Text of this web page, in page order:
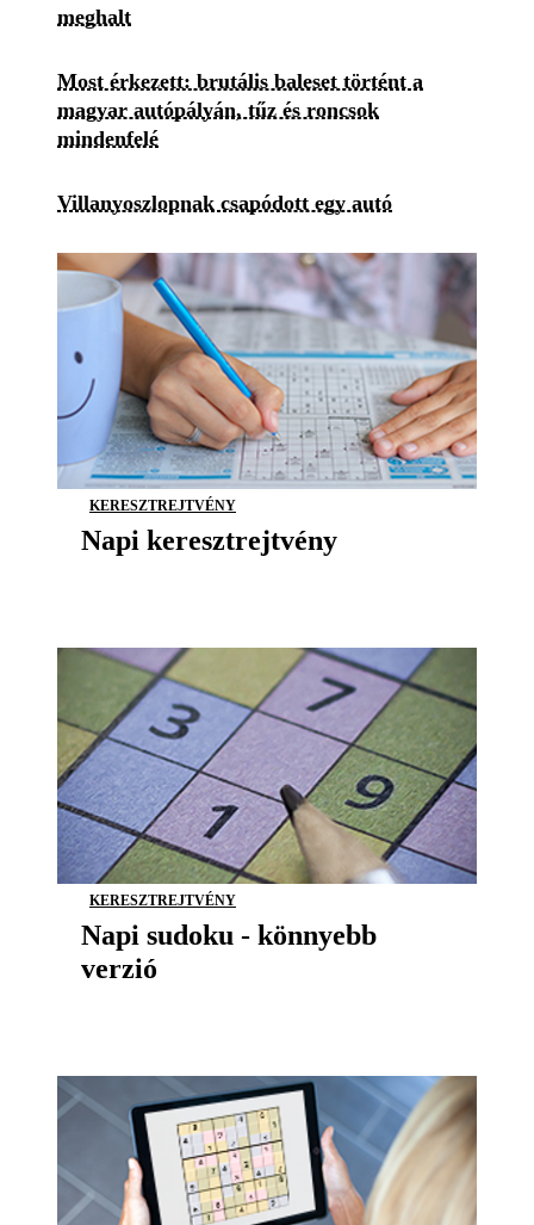
meghalt
Most érkezett: brutális baleset történt a
magyar autópályán, tűz és roncsok
mindenfelé
Villanyoszlopnak csapódott egy autó
KERESZTREJTVÉNY
Napi keresztrejtvény
KERESZTREJTVÉNY
Napi sudoku - könnyebb
verzió